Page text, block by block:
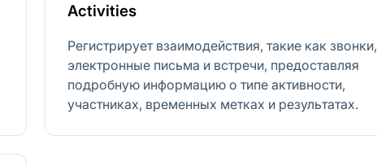
Activities
Регистрирует взаимодействия, такие как звонки,
электронные письма и встречи, предоставляя
подробную информацию о типе активности,
участниках, временных метках и результатах.